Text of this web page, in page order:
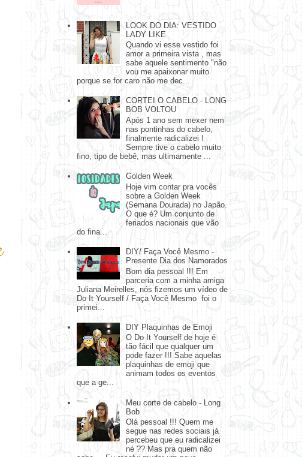
LOOK DO DIA: VESTIDO
LADY LIKE
Quando vi esse vestido foi
amor a primeira vista , mas
sabe aquele sentimento "não
vou me apaixonar muito
porque se for caro não me dec...
CORTEI O CABELO - LONG
BOB VOLTOU
Após 1 ano sem mexer nem
nas pontinhas do cabelo,
finalmente radicalizei !
Sempre tive o cabelo muito
fino, tipo de bebê, mas ultimamente ...
Golden Week
Hoje vim contar pra vocês
sobre a Golden Week
(Semana Dourada) no Japão.
O que é? Um conjunto de
feriados nacionais que vão
do fina...
DIY/ Faça Você Mesmo -
Presente Dia dos Namorados
Bom dia pessoal !!! Em
parceria com a minha amiga
Juliana Meirelles, nós fizemos um vídeo de
Do It Yourself / Faça Você Mesmo foi o
primei...
DIY Plaquinhas de Emoji
O Do It Yourself de hoje é
tão fácil que qualquer um
pode fazer !!! Sabe aquelas
plaquinhas de emoji que
animam todos os eventos
que a ge...
Meu corte de cabelo - Long
Bob
Olá pessoal !!! Quem me
segue nas redes sociais já
percebeu que eu radicalizei
né ?? Mas pra quem não